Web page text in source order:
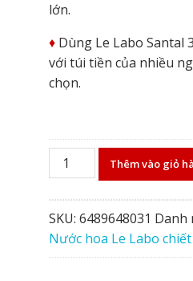
lớn.
♦️ Dùng Le Labo Santal
với túi tiền của nhiều
chọn.
Nước
hoa
Le
Labo
Santal
33
Thêm vào giỏ
SKU: 6489648031 Danh
Nước hoa Le Labo chiết